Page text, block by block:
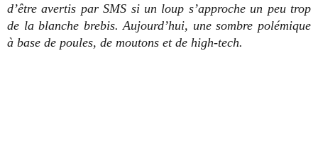
d’être avertis par SMS si un loup s’approche un peu trop
de la blanche brebis. Aujourd’hui, une sombre polémique
à base de poules, de moutons et de high-tech.